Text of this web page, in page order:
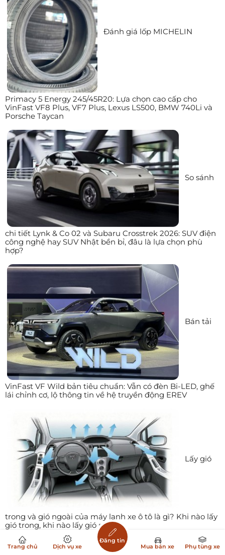
Đánh giá lốp MICHELIN
Primacy 5 Energy 245/45R20: Lựa chọn cao cấp cho
VinFast VF8 Plus, VF7 Plus, Lexus LS500, BMW 740Li và
Porsche Taycan
So sánh
chi tiết Lynk & Co 02 và Subaru Crosstrek 2026: SUV điện
công nghệ hay SUV Nhật bền bỉ, đâu là lựa chọn phù
hợp?
Bán tải
VinFast VF Wild bản tiêu chuẩn: Vẫn có đèn Bi-LED, ghế
lái chỉnh cơ, lộ thông tin về hệ truyền động EREV
Lấy gió
trong và gió ngoài của máy lạnh xe ô tô là gì? Khi nào lấy
gió trong, khi nào lấy gió ngoài?
Trang chủ Dịch vụ xe
Đăng tin
Mua bán xe
Phụ tùng xe